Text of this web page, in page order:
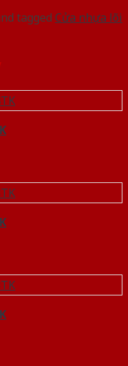
tagged Cửa nhựa lõi